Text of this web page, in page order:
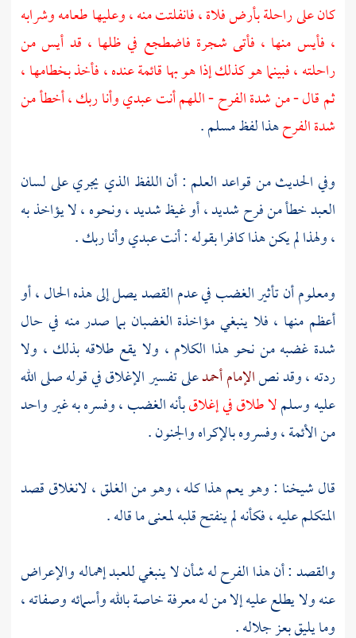
كان على راحلة بأرض فلاة ، فانفلتت منه ، وعليها طعامه وشرابه
، فأيس منها ، فأتى شجرة فاضطجع في ظلها ، قد أيس من
راحلته ، فبينما هو كذلك إذا هو بها قائمة عنده ، فأخذ بخطامها ،
ثم قال - من شدة الفرح - اللهم أنت عبدي وأنا ربك ، أخطأ من
شدة الفرحهذا لفظمسلم.
وفي الحديث من قواعد العلم : أن اللفظ الذي يجري على لسان
العبد خطأ من فرح شديد ، أو غيظ شديد ، ونحوه ، لا يؤاخذ به
، ولهذا لم يكن هذا كافرا بقوله : أنت عبدي وأنا ربك .
ومعلوم أن تأثير الغضب في عدم القصد يصل إلى هذه الحال ، أو
أعظم منها ، فلا ينبغي مؤاخذة الغضبان بما صدر منه في حال
شدة غضبه من نحو هذا الكلام ، ولا يقع طلاقه بذلك ، ولا
ردته ، وقد نصالإمام أحمدعلى تفسير الإغلاق في قوله صلى الله
عليه وسلملا طلاق في إغلاقبأنه الغضب ، وفسره به غير واحد
من الأئمة ، وفسروه بالإكراه والجنون .
قال شيخنا : وهو يعم هذا كله ، وهو من الغلق ، لانغلاق قصد
المتكلم عليه ، فكأنه لم ينفتح قلبه لمعنى ما قاله .
والقصد : أن هذا الفرح له شأن لا ينبغي للعبد إهماله والإعراض
عنه ولا يطلع عليه إلا من له معرفة خاصة بالله وأسمائه وصفاته ،
وما يليق بعز جلاله .